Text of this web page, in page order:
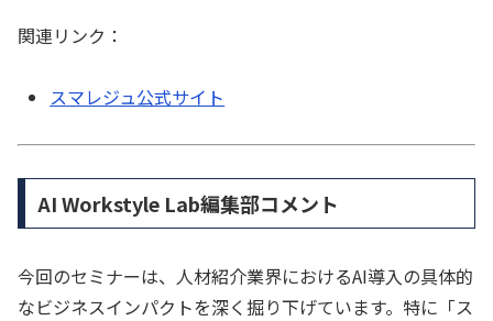
関連リンク：
スマレジュ公式サイト
AI Workstyle Lab編集部コメント
今回のセミナーは、人材紹介業界におけるAI導入の具体的
なビジネスインパクトを深く掘り下げています。特に「ス